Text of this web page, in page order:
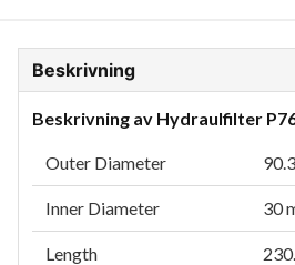
Beskrivning
Beskrivning av Hydraulfilter
Outer Diameter
Inner Diameter 30
Length